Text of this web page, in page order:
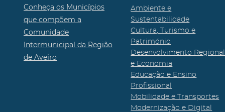
Conheça os Municípios
que compõem a
Comunidade
Intermunicipal da Região
de Aveiro
Ambiente e
Sustentabilidade
Cultura, Turismo e
Património
Desenvolvimento Regional
e Economia
Educação e Ensino
Profissional
Mobilidade e Transportes
Modernização e Digital